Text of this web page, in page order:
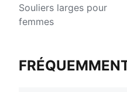
Souliers larges pour
femmes